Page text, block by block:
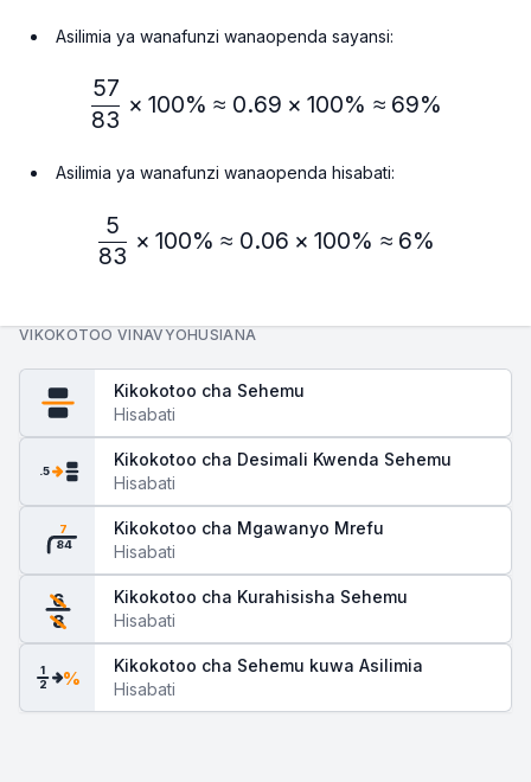
Asilimia ya wanafunzi wanaopenda sayansi:
\frac{57}{83} × 100\% ≈
83
57
× 100% ≈ 0.69 × 100% ≈ 69%
Asilimia ya wanafunzi wanaopenda hisabati:
\frac{5}{83} × 100\% ≈
83
5
× 100% ≈ 0.06 × 100% ≈ 6%
VIKOKOTOO VINAVYOHUSIANA
Kikokotoo cha Sehemu
Hisabati
.5
Kikokotoo cha Desimali Kwenda Sehemu
Hisabati
84
7
Kikokotoo cha Mgawanyo Mrefu
Hisabati
6
8
Kikokotoo cha Kurahisisha Sehemu
Hisabati
1
2 %
Kikokotoo cha Sehemu kuwa Asilimia
Hisabati